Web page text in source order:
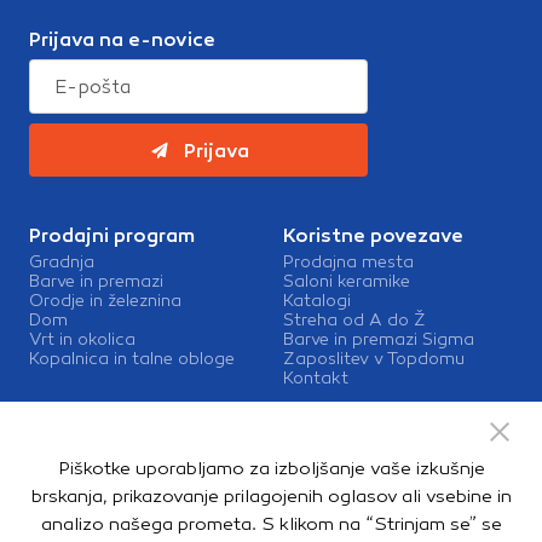
Prijava na e-novice
Prijava
Prodajni program
Gradnja
Barve in premazi
Orodje in železnina
Dom
Vrt in okolica
Kopalnica in talne obloge
Koristne povezave
Prodajna mesta
Saloni keramike
Katalogi
Streha od A do Ž
Barve in premazi Sigma
Zaposlitev v Topdomu
Kontakt
Mešalnice barv
Dostava
Piškotke uporabljamo za izboljšanje vaše izkušnje
brskanja, prikazovanje prilagojenih oglasov ali vsebine in
analizo našega prometa. S klikom na “Strinjam se” se